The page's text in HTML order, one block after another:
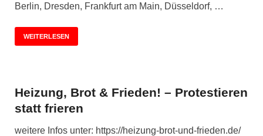
Berlin, Dresden, Frankfurt am Main, Düsseldorf, …
WEITERLESEN
Heizung, Brot & Frieden! – Protestieren
statt frieren
weitere Infos unter: https://heizung-brot-und-frieden.de/